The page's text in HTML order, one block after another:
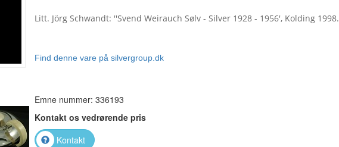
Litt. Jörg Schwandt: ''Svend Weirauch Sølv - Silver 1928 - 1956', Kolding 1998.
Find denne vare på silvergroup.dk
Emne nummer: 336193
Kontakt os vedrørende pris
Kontakt